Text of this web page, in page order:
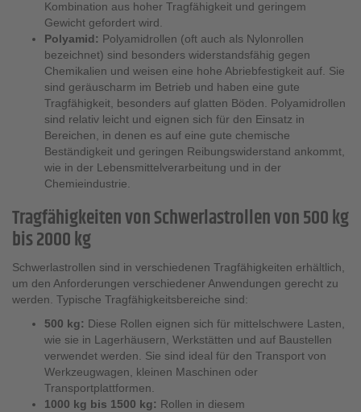
Kombination aus hoher Tragfähigkeit und geringem
Gewicht gefordert wird.
Polyamid: Polyamidrollen (oft auch als Nylonrollen
bezeichnet) sind besonders widerstandsfähig gegen
Chemikalien und weisen eine hohe Abriebfestigkeit auf. Sie
sind geräuscharm im Betrieb und haben eine gute
Tragfähigkeit, besonders auf glatten Böden. Polyamidrollen
sind relativ leicht und eignen sich für den Einsatz in
Bereichen, in denen es auf eine gute chemische
Beständigkeit und geringen Reibungswiderstand ankommt,
wie in der Lebensmittelverarbeitung und in der
Chemieindustrie.
Tragfähigkeiten von Schwerlastrollen von 500 kg
bis 2000 kg
Schwerlastrollen sind in verschiedenen Tragfähigkeiten erhältlich,
um den Anforderungen verschiedener Anwendungen gerecht zu
werden. Typische Tragfähigkeitsbereiche sind:
500 kg: Diese Rollen eignen sich für mittelschwere Lasten,
wie sie in Lagerhäusern, Werkstätten und auf Baustellen
verwendet werden. Sie sind ideal für den Transport von
Werkzeugwagen, kleinen Maschinen oder
Transportplattformen.
1000 kg bis 1500 kg: Rollen in diesem